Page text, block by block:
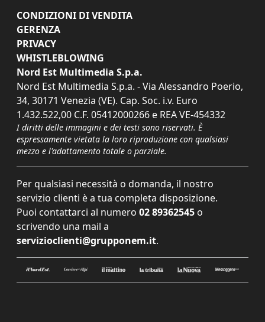
CONDIZIONI DI VENDITA
GERENZA
PRIVACY
WHISTLEBLOWING
Nord Est Multimedia S.p.a.
Nord Est Multimedia S.p.a. - Via Alessandro Poerio,
34, 30171 Venezia (VE). Cap. Soc. i.v. Euro
1.432.522,00 C.F. 05412000266 e REA VE-454332
I diritti delle immagini e dei testi sono riservati. È
espressamente vietata la loro riproduzione con qualsiasi
mezzo e l'adattamento totale o parziale.
Per qualsiasi necessità o domanda, il nostro
servizio clienti è a tua completa disposizione.
Puoi contattarci al numero 02 89362545 o
scrivendo una mail a
servizioclienti@grupponem.it.